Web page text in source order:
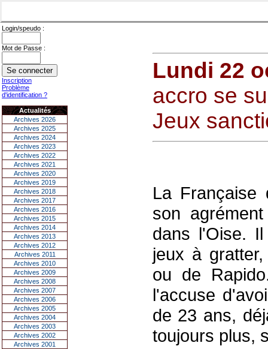
Login/speudo :
Mot de Passe :
Inscription
Problème
d'identification ?
Actualités
Archives 2026
Archives 2025
Archives 2024
Archives 2023
Archives 2022
Archives 2021
Archives 2020
Archives 2019
Archives 2018
Archives 2017
Archives 2016
Archives 2015
Archives 2014
Archives 2013
Archives 2012
Archives 2011
Archives 2010
Archives 2009
Archives 2008
Archives 2007
Archives 2006
Archives 2005
Archives 2004
Archives 2003
Archives 2002
Archives 2001
Lundi 22
accro se
Jeux
La
son
dans l'Oise.
jeux à
ou de
l'accuse
de 23 ans,
toujours plus,